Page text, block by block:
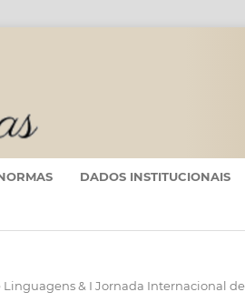
DADOS INSTITUCIONAIS
Linguagens & I Jornada Internacional de